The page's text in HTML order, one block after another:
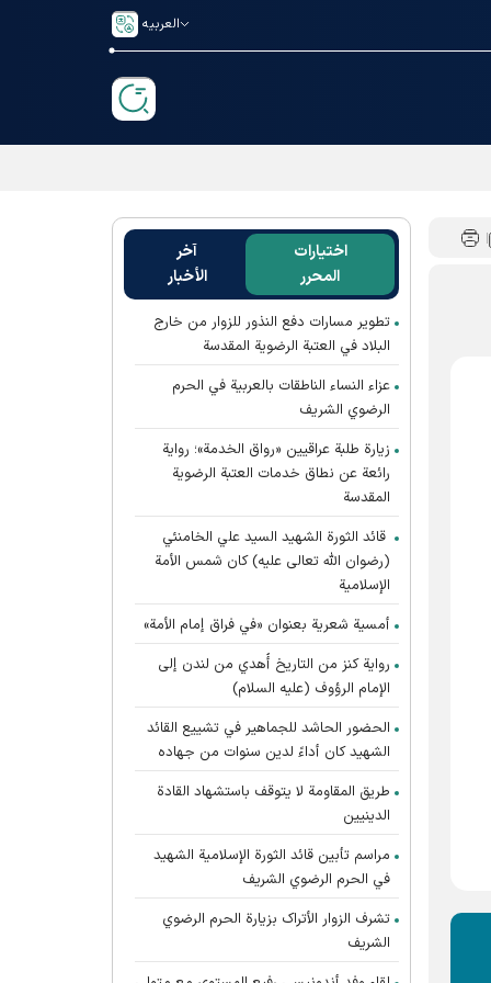
العربیه
اختيارات
المحرر
آخر
الأخبار
تطوير مسارات دفع النذور للزوار من خارج
البلاد في العتبة الرضوية المقدسة
عزاء النساء الناطقات بالعربية في الحرم
الرضوي الشريف
زيارة طلبة عراقيين «رواق الخدمة»؛ رواية
رائعة عن نطاق خدمات العتبة الرضوية
المقدسة
قائد الثورة الشهيد السيد علي الخامنئي
(رضوان الله تعالى عليه) كان شمس الأمة
الإسلامية
أمسية شعرية بعنوان «في فراق إمام الأمة»
رواية كنز من التاريخ أُهدي من لندن إلى
الإمام الرؤوف (عليه السلام)
الحضور الحاشد للجماهير في تشييع القائد
الشهيد كان أداءً لدين سنوات من جهاده
طريق المقاومة لا يتوقف باستشهاد القادة
الدينيين
مراسم تأبين قائد الثورة الإسلامية الشهید
في الحرم الرضوي الشریف
تشرف الزوار الأتراک بزیارة الحرم الرضوي
الشریف